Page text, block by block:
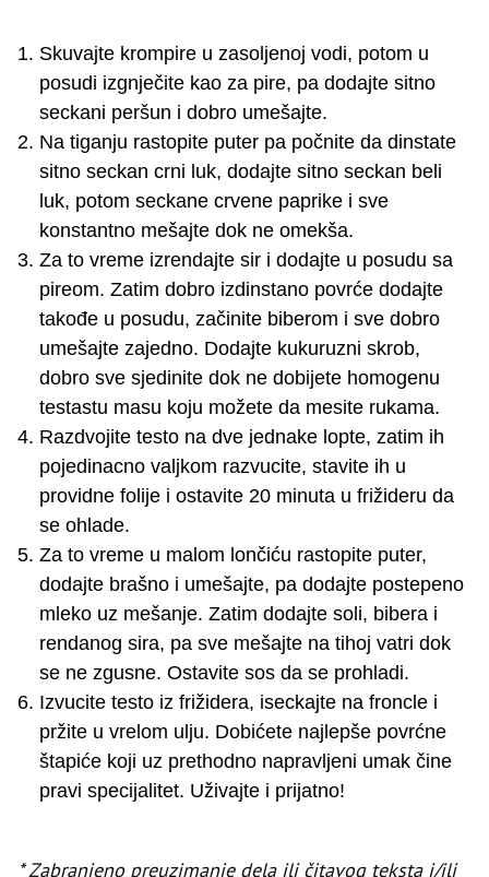
Skuvajte krompire u zasoljenoj vodi, potom u
posudi izgnječite kao za pire, pa dodajte sitno
seckani peršun i dobro umešajte.
Na tiganju rastopite puter pa počnite da dinstate
sitno seckan crni luk, dodajte sitno seckan beli
luk, potom seckane crvene paprike i sve
konstantno mešajte dok ne omekša.
Za to vreme izrendajte sir i dodajte u posudu sa
pireom. Zatim dobro izdinstano povrće dodajte
takođe u posudu, začinite biberom i sve dobro
umešajte zajedno. Dodajte kukuruzni skrob,
dobro sve sjedinite dok ne dobijete homogenu
testastu masu koju možete da mesite rukama.
Razdvojite testo na dve jednake lopte, zatim ih
pojedinacno valjkom razvucite, stavite ih u
providne folije i ostavite 20 minuta u frižideru da
se ohlade.
Za to vreme u malom lončiću rastopite puter,
dodajte brašno i umešajte, pa dodajte postepeno
mleko uz mešanje. Zatim dodajte soli, bibera i
rendanog sira, pa sve mešajte na tihoj vatri dok
se ne zgusne. Ostavite sos da se prohladi.
Izvucite testo iz frižidera, iseckajte na froncle i
pržite u vrelom ulju. Dobićete najlepše povrćne
štapiće koji uz prethodno napravljeni umak čine
pravi specijalitet. Uživajte i prijatno!
* Zabranjeno preuzimanje dela ili čitavog teksta i/ili